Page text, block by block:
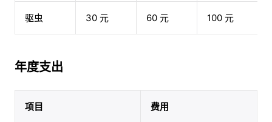
驱虫 30 元 60 元 100 元
年度支出
项目 费用